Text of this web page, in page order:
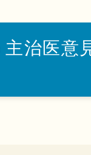
治医意